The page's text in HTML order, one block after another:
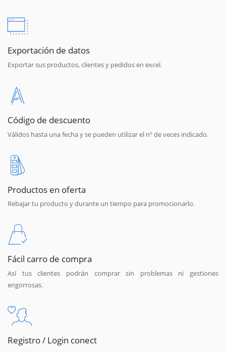
Exportación de datos
Exportar sus productos, clientes y pedidos en excel.
Código de descuento
Válidos hasta una fecha y se pueden utilizar el nº de veces indicado.
Productos en oferta
Rebajar tu producto y durante un tiempo para promocionarlo.
Fácil carro de compra
Así tus clientes podrán comprar sin problemas ni gestiones
engorrosas.
Registro / Login conect